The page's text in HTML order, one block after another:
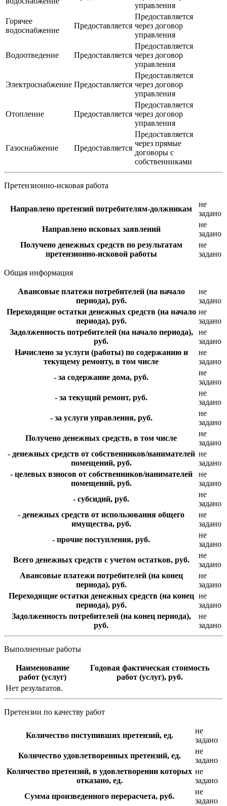
управления
Горячее
водоснабжение
Предоставляется
Предоставляется
через договор
управления
Водоотведение Предоставляется
Предоставляется
через договор
управления
Электроснабжение Предоставляется
Предоставляется
через договор
управления
Отопление Предоставляется
Предоставляется
через договор
управления
Газоснабжение Предоставляется
Предоставляется
через прямые
договоры с
собственниками
Претензионно-исковая работа
Направлено претензий потребителям-должникам
не
задано
Направлено исковых заявлений
не
задано
Получено денежных средств по результатам
претензионно-исковой работы
не
задано
Общая информация
Авансовые платежи потребителей (на начало
периода), руб.
не
задано
Переходящие остатки денежных средств (на начало
периода), руб.
не
задано
Задолженность потребителей (на начало периода),
руб.
не
задано
Начислено за услуги (работы) по содержанию и
текущему ремонту, в том числе
не
задано
- за содержание дома, руб.
не
задано
- за текущий ремонт, руб.
не
задано
- за услуги управления, руб.
не
задано
Получено денежных средств, в том числе
не
задано
- денежных средств от собственников/нанимателей
помещений, руб.
не
задано
- целевых взносов от собственников/нанимателей
помещений, руб.
не
задано
- субсидий, руб.
не
задано
- денежных средств от использования общего
имущества, руб.
не
задано
- прочие поступления, руб.
не
задано
Всего денежных средств с учетом остатков, руб.
не
задано
Авансовые платежи потребителей (на конец
периода), руб.
не
задано
Переходящие остатки денежных средств (на конец
периода), руб.
не
задано
Задолженность потребителей (на конец периода),
руб.
не
задано
Выполненные работы
Наименование
работ (услуг)
Годовая фактическая стоимость
работ (услуг), руб.
Нет результатов.
Претензии по качеству работ
Количество поступивших претензий, ед.
не
задано
Количество удовлетворенных претензий, ед.
не
задано
Количество претензий, в удовлетворении которых
отказано, ед.
не
задано
Сумма произведенного перерасчета, руб.
не
задано